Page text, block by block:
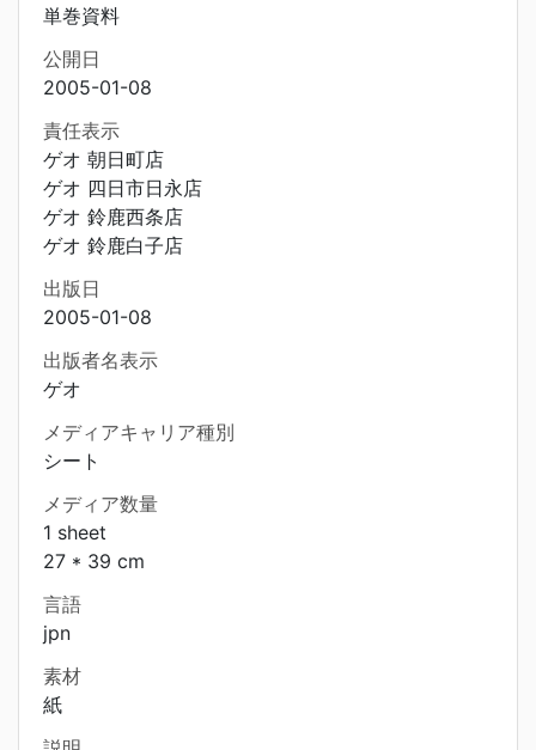
単巻資料
公開日
2005-01-08
責任表示
ゲオ 朝日町店
ゲオ 四日市日永店
ゲオ 鈴鹿西条店
ゲオ 鈴鹿白子店
出版日
2005-01-08
出版者名表示
ゲオ
メディアキャリア種別
シート
メディア数量
1 sheet
27 * 39 cm
言語
jpn
素材
紙